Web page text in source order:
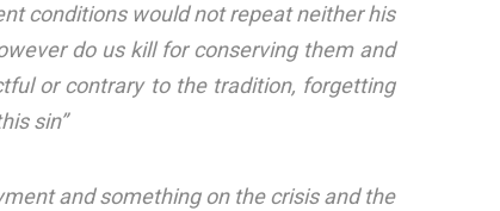
conditions would not repeat neither his
do us kill for conserving them and
or contrary to the tradition, forgetting
sin”
and something on the crisis and the